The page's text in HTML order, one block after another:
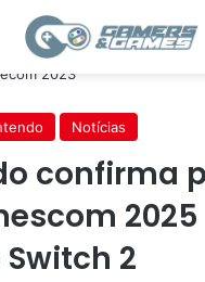
Notícias
confirma
2